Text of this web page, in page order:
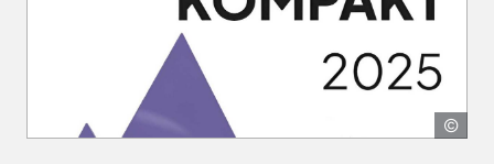
Kreismusikschule
Landschaftsverband
Osnabrücker
Kontaktaufnahme
Montag -
8.00
der